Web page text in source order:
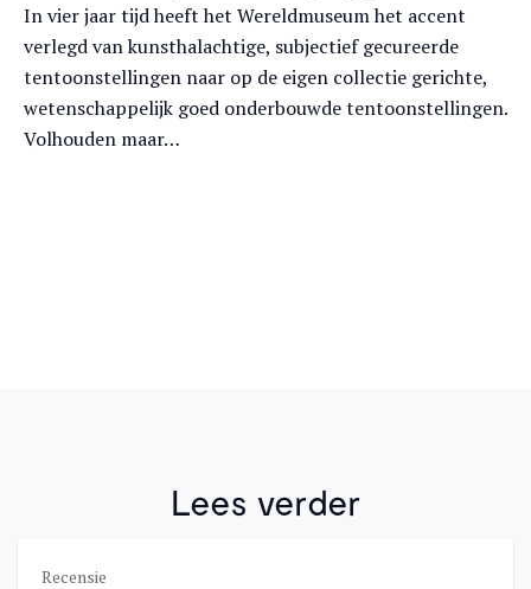
In vier jaar tijd heeft het Wereldmuseum het accent
verlegd van kunsthalachtige, subjectief gecureerde
tentoonstellingen naar op de eigen collectie gerichte,
wetenschappelijk goed onderbouwde tentoonstellingen.
Volhouden maar…
Lees verder
Recensie